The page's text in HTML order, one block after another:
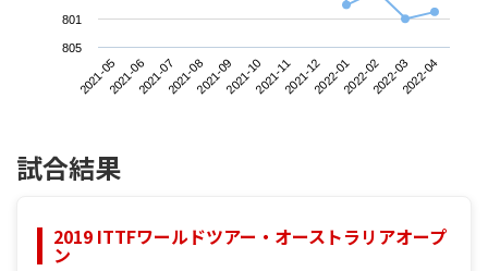
2021-052021-062021-072021-082021-092021-102021-112021-122022-012022-022022-032022-04
801
805
試合結果
2019 ITTFワールドツアー・オーストラリアオープ
ン